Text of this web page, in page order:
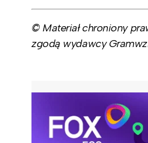
© Materiał chroniony
zgodą wydawcy